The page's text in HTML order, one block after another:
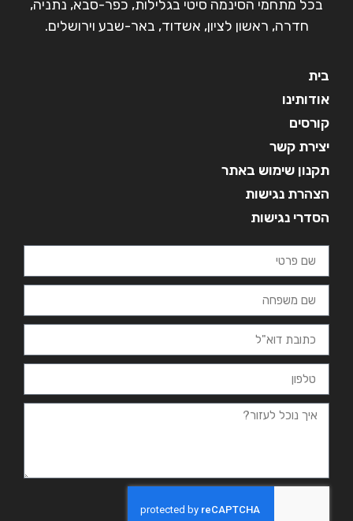
בכל מתחמי הסינמה סיטי בגלילות, כפר-סבא, נתניה,
חדרה, ראשון לציון, אשדוד, באר-שבע וירושלים.
בית
אודותינו
קורסים
יצירת קשר
תקנון שימוש באתר
הצהרת נגישות
הסדרי נגישות